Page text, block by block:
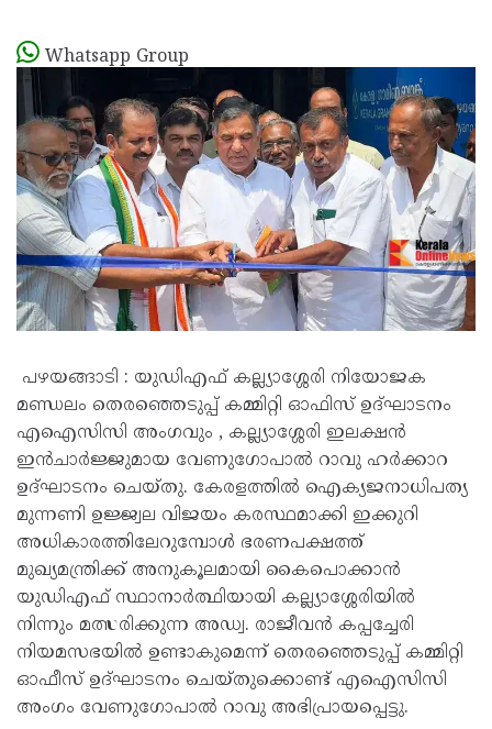
Whatsapp Group
പഴയങ്ങാടി : യുഡിഎഫ് കല്ല്യാശ്ശേരി നിയോജക
മണ്ഡലം തെരഞ്ഞെടുപ്പ് കമ്മിറ്റി ഓഫിസ് ഉദ്ഘാടനം
എഐസിസി അംഗവും , കല്ല്യാശ്ശേരി ഇലക്ഷന്‍
ഇന്‍ചാര്‍ജ്ജുമായ വേണുഗോപാല്‍ റാവു ഹര്‍ക്കാറ
ഉദ്ഘാടനം ചെയ്തു. കേരളത്തില്‍ ഐക്യജനാധിപത്യ
മുന്നണി ഉജ്ജ്വല വിജയം കരസ്ഥമാക്കി ഇക്കുറി
അധികാരത്തിലേറുമ്പോള്‍ ഭരണപക്ഷത്ത്
മുഖ്യമന്ത്രിക്ക് അനുകൂലമായി കൈപൊക്കാന്‍
യുഡിഎഫ് സ്ഥാനാര്‍ത്ഥിയായി കല്ല്യാശ്ശേരിയില്‍
നിന്നും മത്സരിക്കുന്ന അഡ്വ. രാജീവന്‍ കപ്പച്ചേരി
നിയമസഭയില്‍ ഉണ്ടാകുമെന്ന് തെരഞ്ഞെടുപ്പ് കമ്മിറ്റി
ഓഫീസ് ഉദ്ഘാടനം ചെയ്തുക്കൊണ്ട് എഐസിസി
അംഗം വേണുഗോപാല്‍ റാവു അഭിപ്രായപ്പെട്ടു.